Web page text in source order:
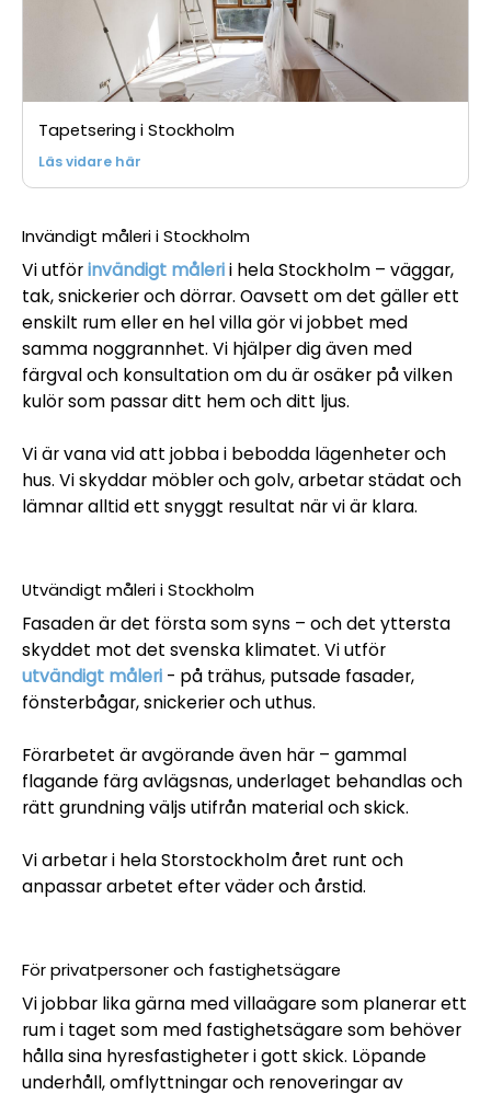
Tapetsering i Stockholm
Läs vidare här
Invändigt måleri i Stockholm
Vi utförinvändigt målerii hela Stockholm – väggar,
tak, snickerier och dörrar. Oavsett om det gäller ett
enskilt rum eller en hel villa gör vi jobbet med
samma noggrannhet. Vi hjälper dig även med
färgval och konsultation om du är osäker på vilken
kulör som passar ditt hem och ditt ljus.
Vi är vana vid att jobba i bebodda lägenheter och
hus. Vi skyddar möbler och golv, arbetar städat och
lämnar alltid ett snyggt resultat när vi är klara.
Utvändigt måleri i Stockholm
Fasaden är det första som syns – och det yttersta
skyddet mot det svenska klimatet. Vi utför
utvändigt måleri - på trähus, putsade fasader,
fönsterbågar, snickerier och uthus.
Förarbetet är avgörande även här – gammal
flagande färg avlägsnas, underlaget behandlas och
rätt grundning väljs utifrån material och skick.
Vi arbetar i hela Storstockholm året runt och
anpassar arbetet efter väder och årstid.
För privatpersoner och fastighetsägare
Vi jobbar lika gärna med villaägare som planerar ett
rum i taget som med fastighetsägare som behöver
hålla sina hyresfastigheter i gott skick. Löpande
underhåll, omflyttningar och renoveringar av